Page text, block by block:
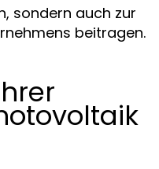
sondern auch zur
beitragen.